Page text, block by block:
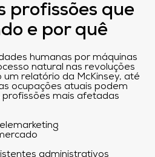
profissões que
e por quê
humanas por máquinas
natural nas revoluções
um relatório da McKinsey, até
ocupações atuais podem
mais afetadas
administrativos